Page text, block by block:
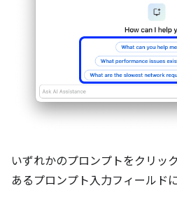
いずれかのプロンプトをクリッ
あるプロンプト入力フィールド